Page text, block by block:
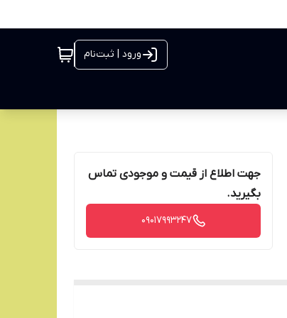
ورود | ثبت‌نام
جهت اطلاع از قیمت و موجودی تماس
بگیرید.
09017993247